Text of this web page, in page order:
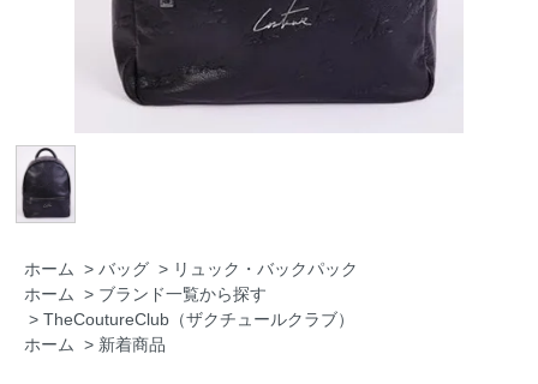
ホーム > バッグ > リュック・バックパック
ホーム
> ブランド一覧から探す
> TheCoutureClub（ザクチュールクラブ）
ホーム
> 新着商品